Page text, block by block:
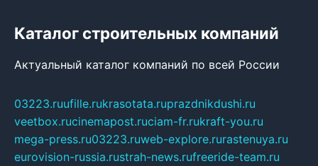
Каталог строительных компаний
Актуальный каталог компаний по всей России
03223.ruufille.rukrasotata.ruprazdnikdushi.ru
veetbox.rucinemapost.ruciam-fr.rukraft-you.ru
mega-press.ru03223.ruweb-explore.rurastenuya.ru
eurovision-russia.rustrah-news.rufreeride-team.ru